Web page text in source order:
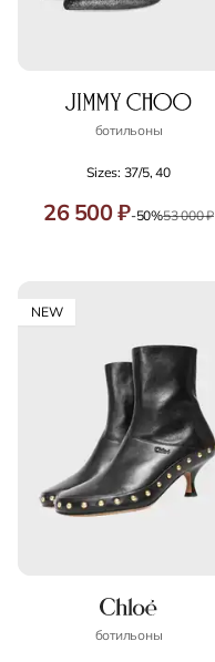
ботильоны
Sizes: 37/5, 40
26 500 ₽-50%53 000 ₽
NEW
ботильоны